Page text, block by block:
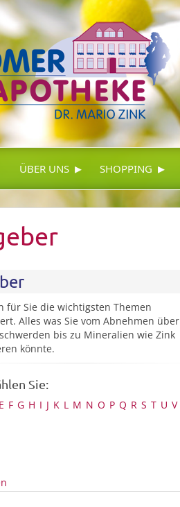
ÜBER UNS ▸ SHOPPING ▸
für Sie die wichtigsten Themen
Alles was Sie vom Abnehmen über
bis zu Mineralien wie Zink
könnte.
Sie:
E F G H I J K L M N O P Q R S T U V